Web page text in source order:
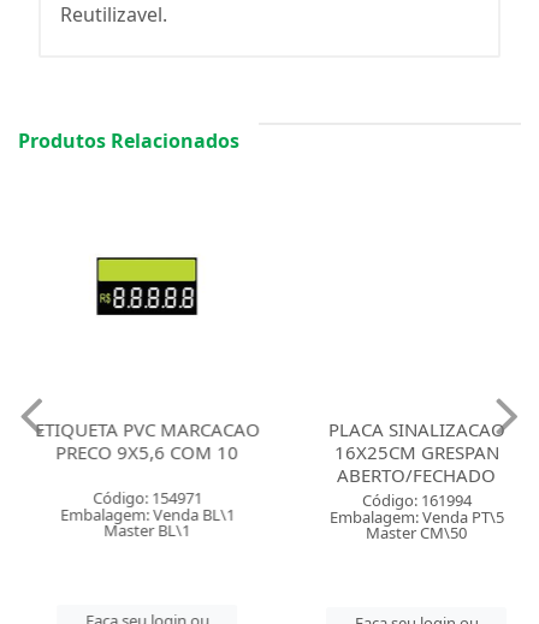
Reutilizavel.
Produtos Relacionados
ETIQUETA PVC MARCACAO
PRECO 9X5,6 COM 10
Código: 154971
Embalagem: Venda BL\1
Master BL\1
PLACA SINALIZACAO
16X25CM GRESPAN
ABERTO/FECHADO
Código: 161994
Embalagem: Venda PT\5
Master CM\50